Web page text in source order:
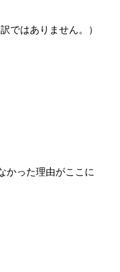
ではありません。）
かった理由がここに